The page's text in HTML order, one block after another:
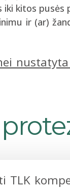
kitos pusės
ir (ar)
TLK